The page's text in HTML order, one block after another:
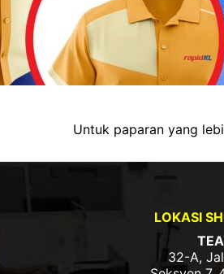
Untuk paparan yang
LOKASI
32-A,